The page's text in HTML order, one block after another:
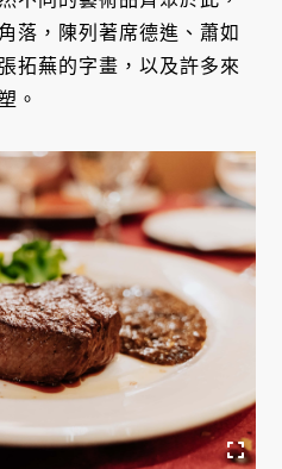
落，陳列著席德進、蕭如
拓蕪的字畫，以及許多來
。